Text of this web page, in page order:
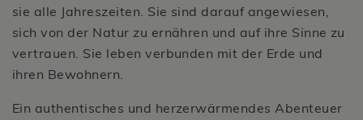
sie alle Jahreszeiten. Sie sind darauf angewiesen,
sich von der Natur zu ernähren und auf ihre Sinne zu
vertrauen. Sie leben verbunden mit der Erde und
ihren Bewohnern.
Ein authentisches und herzerwärmendes Abenteuer